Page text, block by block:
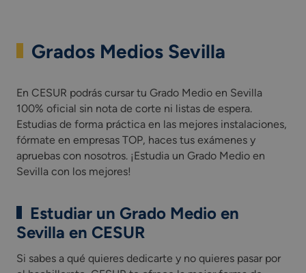
Grados Medios Sevilla
En CESUR podrás cursar tu Grado Medio en Sevilla
100% oficial sin nota de corte ni listas de espera.
Estudias de forma práctica en las mejores instalaciones,
fórmate en empresas TOP, haces tus exámenes y
apruebas con nosotros. ¡Estudia un Grado Medio en
Sevilla con los mejores!
Estudiar un Grado Medio en
Sevilla en CESUR
Si sabes a qué quieres dedicarte y no quieres pasar por